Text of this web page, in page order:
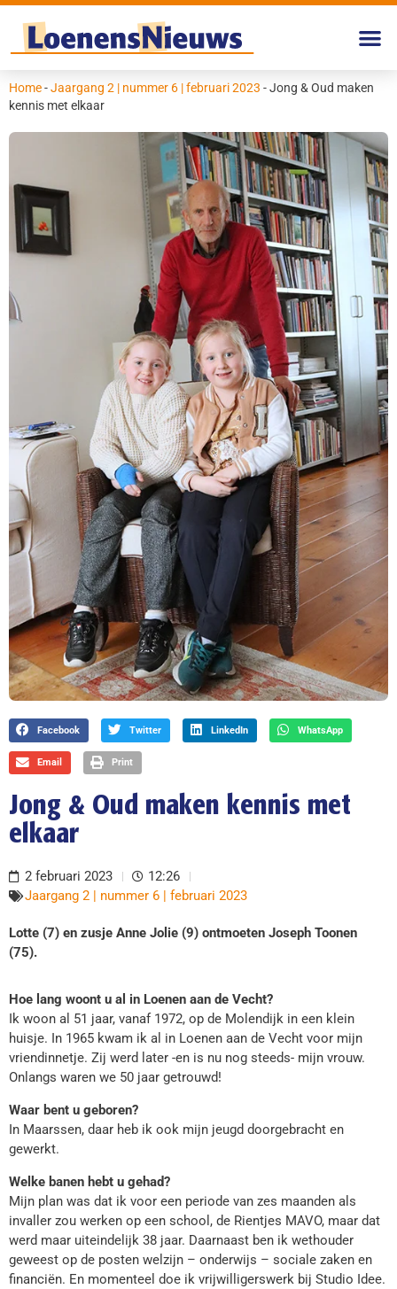
Home-Jaargang 2 | nummer 6 | februari 2023 -Jong & Oud maken
kennis met elkaar
Facebook Twitter LinkedIn WhatsApp
Email Print
Jong & Oud maken kennis met
elkaar
2 februari 2023
12:26
Jaargang 2 | nummer 6 | februari 2023
Lotte (7) en zusje Anne Jolie (9) ontmoeten Joseph Toonen
(75).
Hoe lang woont u al in Loenen aan de Vecht?
Ik woon al 51 jaar, vanaf 1972, op de Molendijk in een klein
huisje. In 1965 kwam ik al in Loenen aan de Vecht voor mijn
vriendinnetje. Zij werd later -en is nu nog steeds- mijn vrouw.
Onlangs waren we 50 jaar getrouwd!
Waar bent u geboren?
In Maarssen, daar heb ik ook mijn jeugd doorgebracht en
gewerkt.
Welke banen hebt u gehad?
Mijn plan was dat ik voor een periode van zes maanden als
invaller zou werken op een school, de Rientjes MAVO, maar dat
werd maar uiteindelijk 38 jaar. Daarnaast ben ik wethouder
geweest op de posten welzijn – onderwijs – sociale zaken en
financiën. En momenteel doe ik vrijwilligerswerk bij Studio Idee.